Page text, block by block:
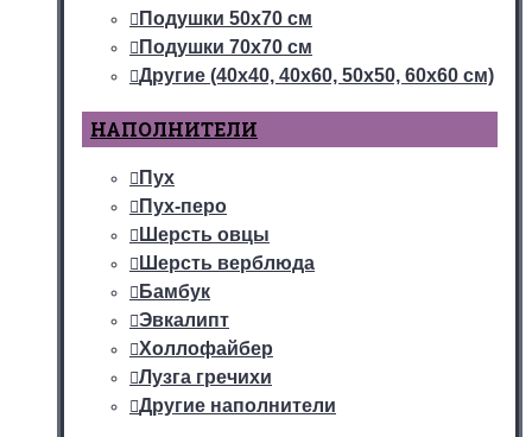
Подушки 50х70 см
Подушки 70х70 см
Другие (40х40, 40х60, 50х50, 60х60 см)
НАПОЛНИТЕЛИ
Пух
Пух-перо
Шерсть овцы
Шерсть верблюда
Бамбук
Эвкалипт
Холлофайбер
Лузга гречихи
Другие наполнители